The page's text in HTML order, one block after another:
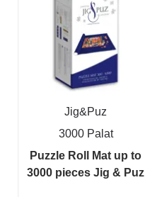
Jig&Puz
3000 Palat
Puzzle Roll Mat up to
3000 pieces Jig & Puz